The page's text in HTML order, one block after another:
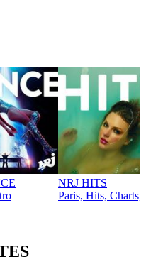
NRJ HITS
Paris, Hits, Charts,